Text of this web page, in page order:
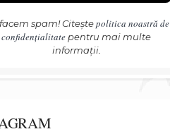
spam! Citeștepolitica noastră de
confidențialitate pentru mai multe
informații.